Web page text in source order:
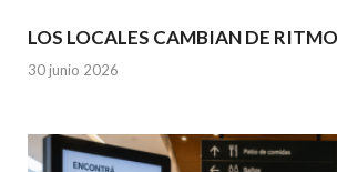
LOS LOCALES CAMBIAN DE RITMO
30 junio 2026